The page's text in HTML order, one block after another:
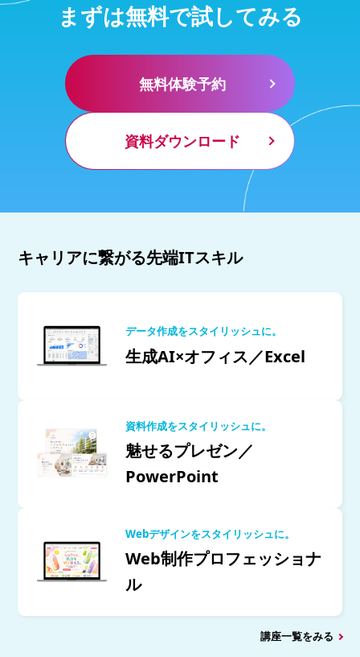
まずは無料で試してみる
無料体験予約
資料ダウンロード
キャリアに繋がる先端ITスキル
データ作成をスタイリッシュに。
生成AI×オフィス／Excel
資料作成をスタイリッシュに。
魅せるプレゼン／
PowerPoint
Webデザインをスタイリッシュに。
Web制作プロフェッショナ
ル
講座一覧をみる